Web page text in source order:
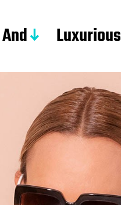
And Luxurious